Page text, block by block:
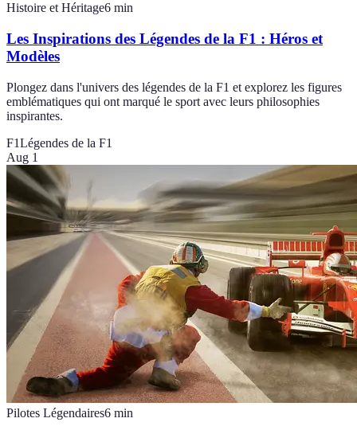
Histoire et Héritage6 min
Les Inspirations des Légendes de la F1 : Héros et
Modèles
Plongez dans l'univers des légendes de la F1 et explorez les figures
emblématiques qui ont marqué le sport avec leurs philosophies
inspirantes.
F1Légendes de la F1
Aug 1
Pilotes Légendaires6 min